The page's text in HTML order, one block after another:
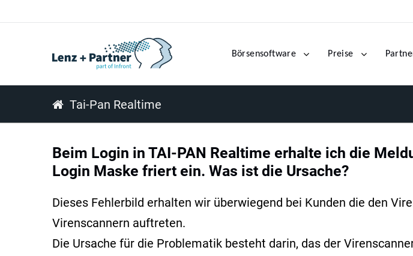
Börsensoftware Preise
Tai-Pan Realtime
Beim Login in TAI-PAN Realtime erhalte ich die
Login Maske friert ein. Was ist die Ursache?
Dieses Fehlerbild erhalten wir überwiegend bei Kunden die den
Virenscannern auftreten.
Die Ursache für die Problematik besteht darin, das der